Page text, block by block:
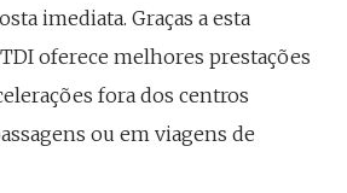
imediata. Graças a esta
oferece melhores prestações
fora dos centros
ou em viagens de